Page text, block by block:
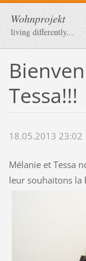
Wohnprojekt
living differently...
Tessa!!!
18.05.2013 23:02
Mélanie et Tessa
leur souhaitons la